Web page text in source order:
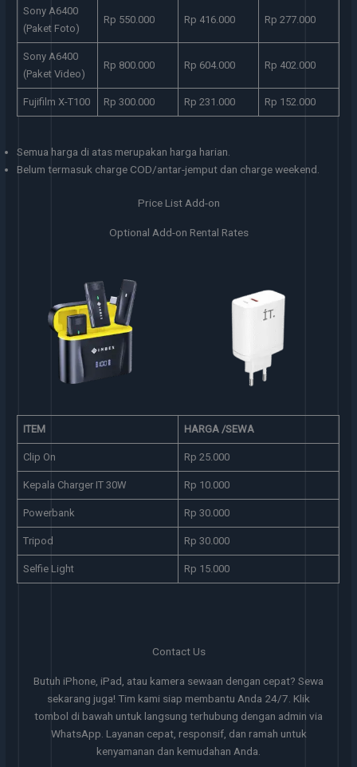
Sony A6400
(Paket Foto)
Rp 550.000 Rp 416.000 Rp 277.000
Sony A6400
(Paket Video)
Rp 800.000 Rp 604.000 Rp 402.000
Fujifilm X-T100 Rp 300.000 Rp 231.000 Rp 152.000
Semua harga di atas merupakan harga harian.
Belum termasuk charge COD/antar-jemput dan charge weekend.
Price List Add-on
Optional Add-on Rental Rates
Kepala Charger IT 30W Powerbank
ITEM HARGA /SEWA
Clip On Rp 25.000
Kepala Charger IT 30W Rp 10.000
Powerbank Rp 30.000
Tripod Rp 30.000
Selfie Light Rp 15.000
Contact Us
Butuh iPhone, iPad, atau kamera sewaan dengan cepat? Sewa
sekarang juga! Tim kami siap membantu Anda 24/7. Klik
tombol di bawah untuk langsung terhubung dengan admin via
WhatsApp. Layanan cepat, responsif, dan ramah untuk
kenyamanan dan kemudahan Anda.